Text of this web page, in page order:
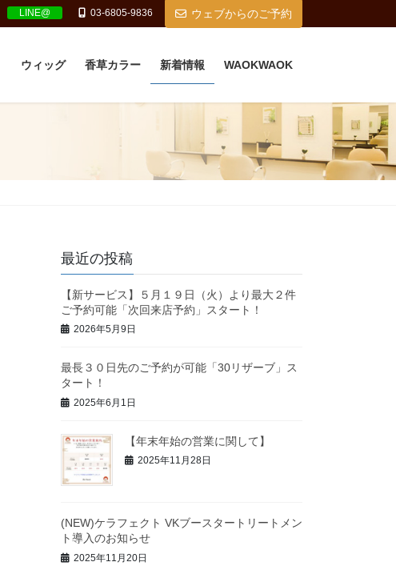
LINE@ 03-6805-9836 ウェブからのご予約
ウィッグ 香草カラー 新着情報 WAOKWAOK
最近の投稿
【新サービス】５月１９日（火）より最大２件
ご予約可能「次回来店予約」スタート！
2026年5月9日
最長３０日先のご予約が可能「30リザーブ」ス
タート！
2025年6月1日
【年末年始の営業に関して】
2025年11月28日
(NEW)ケラフェクト VKブースタートリートメン
ト導入のお知らせ
2025年11月20日